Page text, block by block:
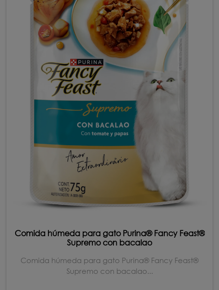
Comida húmeda para gato Purina® Fancy Feast®
Supremo con bacalao
Comida húmeda para gato Purina® Fancy Feast®
Supremo con bacalao...